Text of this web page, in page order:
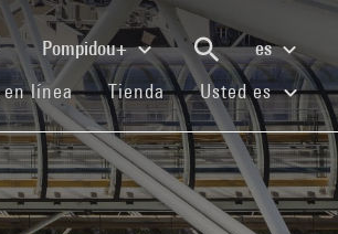
Pompidou+
es
en línea(current)
Tienda(current)Usted es